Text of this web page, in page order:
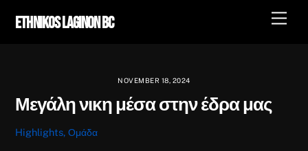
Ethnikos Laginon BC
NOVEMBER 18, 2024
Μεγάλη νικη μέσα στην έδρα μας
Highlights,Ομάδα